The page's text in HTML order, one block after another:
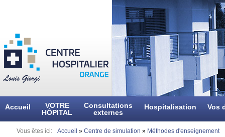
Accueil
VOTRE
HÔPITAL
Consultations
externes
Hospitalisation Vos
Vous êtes ici Accueil » Centre de simulation » Méthodes d'enseignement